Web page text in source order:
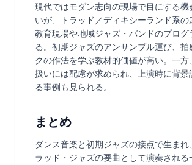
現代ではモダン志向の現場で目にする機
いが、トラッド／ディキシーランド系の
教育現場や地域ジャズ・バンドのプログ
る。初期ジャズのアンサンブル運び、拍
クの作法を学ぶ教材的価値が高い。一方
扱いには配慮が求められ、上演時に背景
る事例も見られる。
まとめ
ダンス音楽と初期ジャズの接点で生まれ
ラッド・ジャズの要曲として演奏される